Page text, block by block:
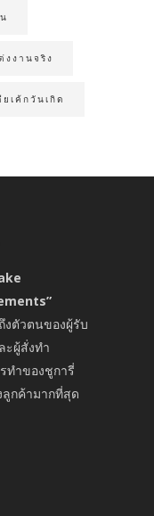
งงานจริง
ยเค้กวันเกิด
งตัวตนของผู้รับ
ะผู้สั่งทำ
ทำของชูการี่
ลูกค้ามากที่สุด